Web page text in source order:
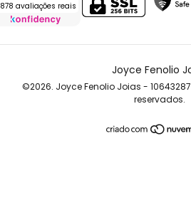
avaliações reais
Joyce Fenolio
©2026. Joyce Fenolio Joias -
reservados.